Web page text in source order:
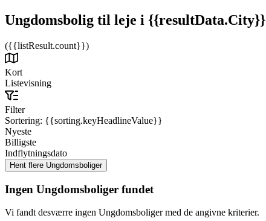
Ungdomsbolig til leje i {{resultData.City}}
({{listResult.count}})
Kort
Listevisning
Filter
Sortering: {{sorting.keyHeadlineValue}}
Nyeste
Billigste
Indflytningsdato
Ingen Ungdomsboliger fundet
Vi fandt desværre ingen Ungdomsboliger med de angivne kriterier.